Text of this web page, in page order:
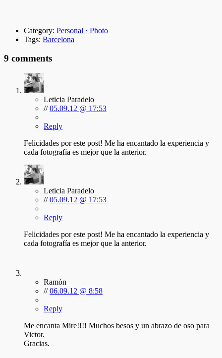
Category: Personal · Photo
Tags: Barcelona
9 comments
Leticia Paradelo
//05.09.12 @ 17:53
Reply
Felicidades por este post! Me ha encantado la experiencia y
cada fotografía es mejor que la anterior.
Leticia Paradelo
//05.09.12 @ 17:53
Reply
Felicidades por este post! Me ha encantado la experiencia y
cada fotografía es mejor que la anterior.
Ramón
//06.09.12 @ 8:58
Reply
Me encanta Mire!!!! Muchos besos y un abrazo de oso para
Victor.
Gracias.